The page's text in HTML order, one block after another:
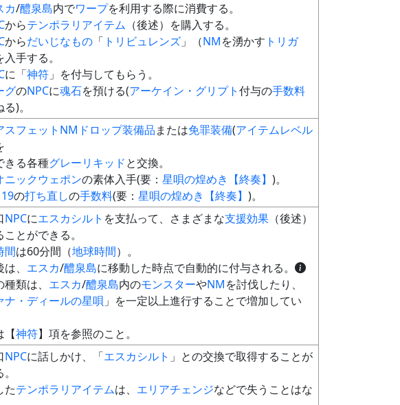
カ/醴泉島内でワープを利用する際に消費する。
からテンポラリアイテム （後述）を購入する。
からだいじなもの 「 トリビュレンズ 」（NMを湧かす トリガ
入手する。
に「神符 」を付与してもらう。
グのNPCに魂石を預ける(アーケイン・グリプト付与の手数料
)。
スフェットNM ドロップ装備品または免罪装備(アイテムレベル
きる各種グレーリキッドと交換。
ニックウェポンの素体入手(要： 星唄の煌めき【終奏】 )。
の打ち直しの手数料(要： 星唄の煌めき【終奏】 )。
NPCにエスカシルト を支払って、さまざまな支援効果 （後述）
ことができる。
間は60分間（地球時間）。
、 エスカ/醴泉島に移動した時点で自動的に付与される。
種類は、 エスカ/醴泉島内のモンスターやNMを討伐したり、
ナ・ディールの星唄 」を一定以上進行することで増加してい
【神符】項を参照のこと。
NPCに話しかけ、「エスカシルト 」との交換で取得することが
たテンポラリアイテムは、 エリアチェンジなどで失うことはな